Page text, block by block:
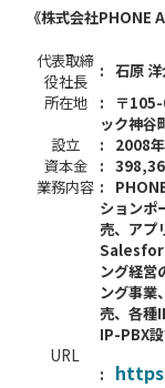
《株式会社PHONE
代表取締
役社長
: 石原 洋
所在地
:
〒
ック神谷
設立
:
2008
資本金
:
業務内容 :
ションポ
売、アプ
ング経営
ング事業
売、各種
IP-PBX
URL
: